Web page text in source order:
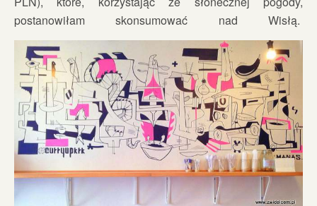
postanowiłam skonsumować nad Wisłą.